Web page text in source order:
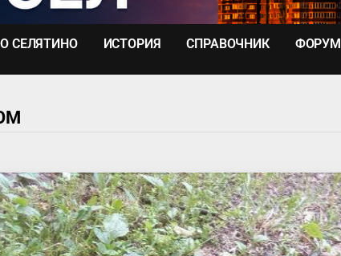
О СЕЛЯТИНО ИСТОРИЯ СПРАВОЧНИК ФОРУМ